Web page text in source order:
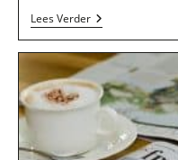
Lees VerderEremcee
Media
Lamswaarde